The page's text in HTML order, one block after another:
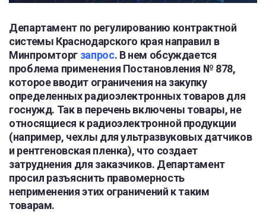
Департамент по регулированию контрактной
системы Краснодарского края направил в
Минпромторг запрос. В нем обсуждается
проблема применения Постановления № 878,
которое вводит ограничения на закупку
определенных радиоэлектронных товаров для
госнужд. Так в перечень включены товары, не
относящиеся к радиоэлектронной продукции
(например, чехлы для ультразвуковых датчиков
и рентгеновская пленка), что создает
затруднения для заказчиков. Департамент
просил разъяснить правомерность
неприменения этих ограничений к таким
товарам.